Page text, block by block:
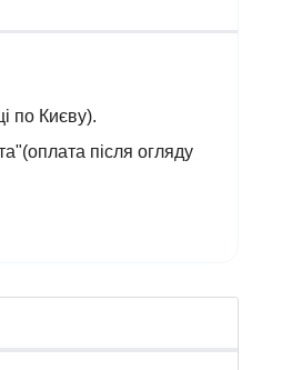
по Києву).
після огляду